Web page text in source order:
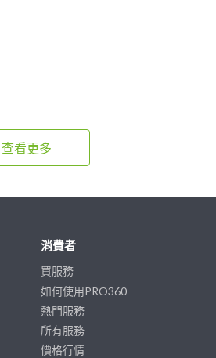
查看更多
消費者
買服務
如何使用PRO360
熱門服務
所有服務
價格行情